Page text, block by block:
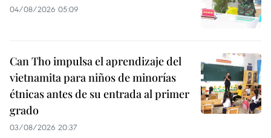
04/08/2026 05:09
Can Tho impulsa el aprendizaje del
vietnamita para niños de minorías
étnicas antes de su entrada al primer
grado
03/08/2026 20:37